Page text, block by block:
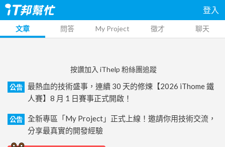
登入
文章 問答 My Project 徵才 聊天
按讚加入 iThelp 粉絲團追蹤
公告
最熱血的技術盛事，連續 30 天的修煉【2026 iThome 鐵
人賽】8 月 1 日賽事正式開啟！
公告
全新專區「My Project」正式上線！邀請你用技術交流，
分享最真實的開發經驗